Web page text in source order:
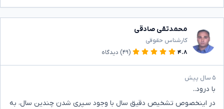
محمدتقی صادقی
کارشناس حقوقی
۴.۸
(۴۹) دیدگاه
۵ سال پیش
با درود..
در اینخصوص تشخیص دقیق سال با وجود سـپری شدن چندین سال، به